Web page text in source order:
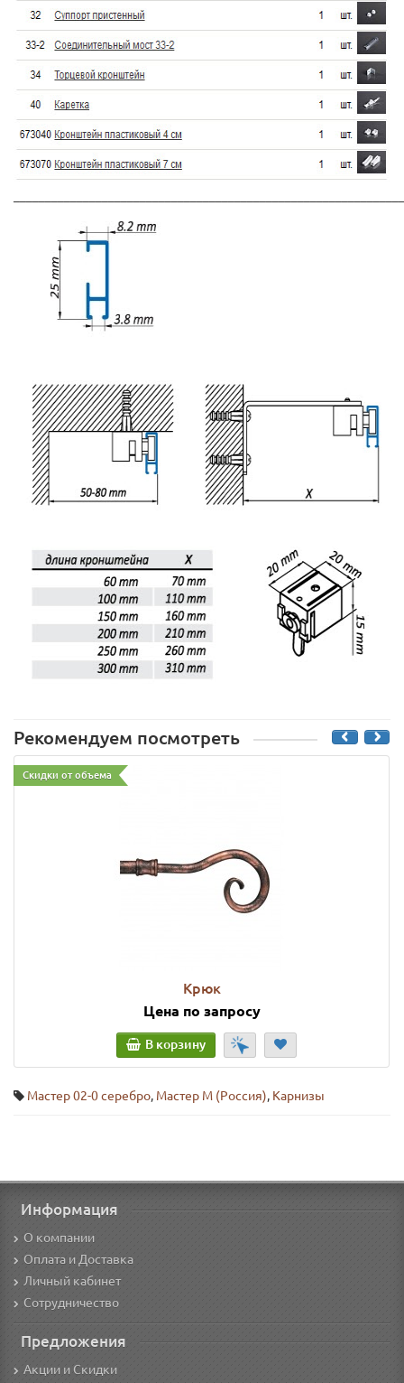
Рекомендуем посмотреть
Скидки от объема
Крюк
Цена по запросу
В корзину
Мастер 02-0 серебро, Мастер М (Россия), Карнизы
Информация
О компании
Оплата и Доставка
Личный кабинет
Сотрудничество
Предложения
Акции и Скидки